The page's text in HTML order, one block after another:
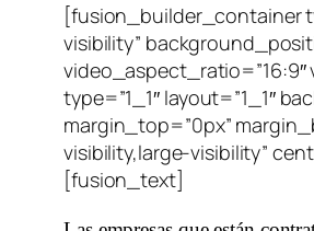
[fusion_builder_container
visibility”
type=”1_1″ layout=”1_1″
margin_top=”0px”
visibility,large-visibility”
[fusion_text]